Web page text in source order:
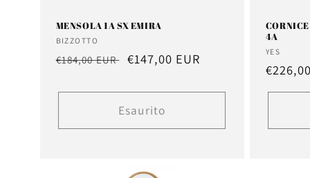
MENSOLA 1A SX EMIRA
Fornitore:
BIZZOTTO
Prezzo
listino
€184,00 EUR
Prezzo
€147,00 EUR
Esaurito
4A
YES
Prezzo